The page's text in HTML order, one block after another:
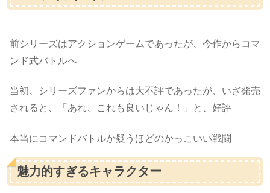
前シリーズはアクションゲームであったが、今作からコマ
ンド式バトルへ
当初、シリーズファンからは大不評であったが、いざ発売
されると、「あれ、これも良いじゃん！」と、好評
本当にコマンドバトルか疑うほどのかっこいい戦闘
魅力的すぎるキャラクター